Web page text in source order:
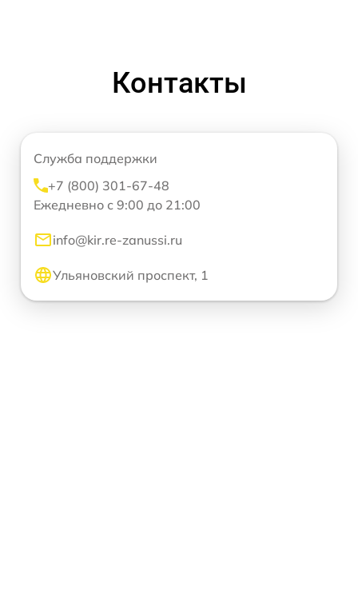
Контакты
Служба поддержки
+7 (800) 301-67-48
Ежедневно с 9:00 до 21:00
info@kir.re-zanussi.ru
Ульяновский проспект, 1